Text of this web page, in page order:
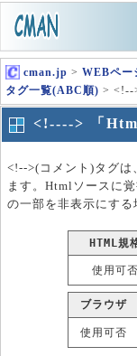
cman.jp > WEBペー
タグ一覧(ABC順) > <!--
<!----> 「
<!-->(コメント)タグは
ます。Htmlソースに
の一部を非表示にする
HTML規
使用可否
ブラウザ
使用可否